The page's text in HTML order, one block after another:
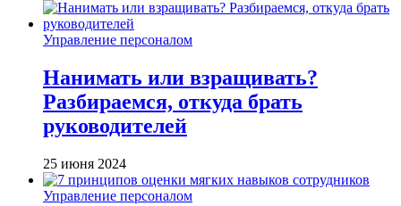
Управление персоналом
Нанимать или взращивать?
Разбираемся, откуда брать
руководителей
25 июня 2024
Управление персоналом